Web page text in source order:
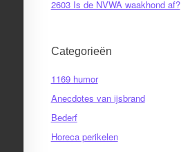
2603 Is de NVWA waakhond af?
Categorieën
1169 humor
Anecdotes van ijsbrand
Bederf
Horeca perikelen